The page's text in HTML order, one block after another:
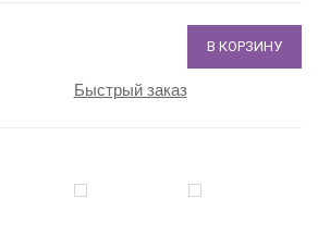
В КОРЗИНУ
Быстрый заказ